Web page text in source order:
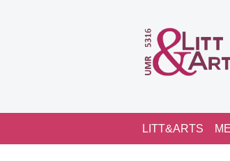
Navigation principale
LITT&ARTS